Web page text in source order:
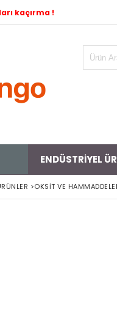
kaçırma !
ENDÜSTRİYEL
>OKSİT VE